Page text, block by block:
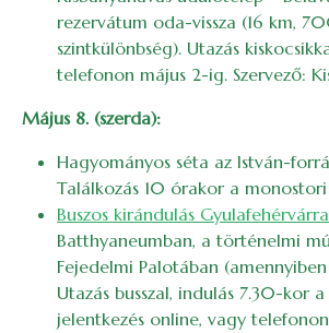
rezervátum oda-vissza (16 km,
szintkülönbség). Utazás
telefonon május 2-ig. Szervező:
Május 8. (szerda):
Hagyományos séta az István-
Találkozás 10 órakor a
Buszos kirándulás Gyulafehérvárra
Batthyaneumban, a történelmi
Fejedelmi Palotában
Utazás busszal, indulás 7.30-kor
jelentkezés online, vagy